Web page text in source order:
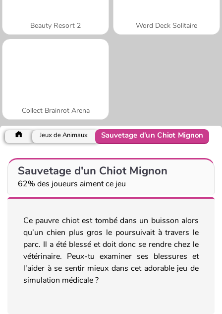
Beauty Resort 2 Word Deck Solitaire
Collect Brainrot Arena
Jeux de Animaux Sauvetage d'un Chiot Mignon
Sauvetage d'un Chiot Mignon
62% des joueurs aiment ce jeu
Ce pauvre chiot est tombé dans un buisson alors
qu’un chien plus gros le poursuivait à travers le
parc. Il a été blessé et doit donc se rendre chez le
vétérinaire. Peux-tu examiner ses blessures et
l'aider à se sentir mieux dans cet adorable jeu de
simulation médicale ?